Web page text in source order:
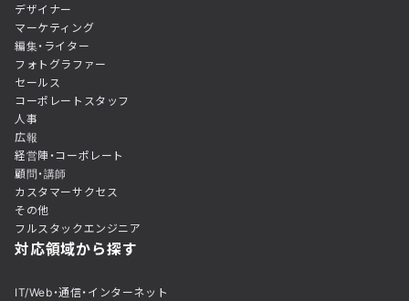
デザイナー
マーケティング
編集・ライター
フォトグラファー
セールス
コーポレートスタッフ
人事
広報
経営陣・コーポレート
顧問・講師
カスタマーサクセス
その他
フルスタックエンジニア
対応領域から探す
IT/Web・通信・インターネット